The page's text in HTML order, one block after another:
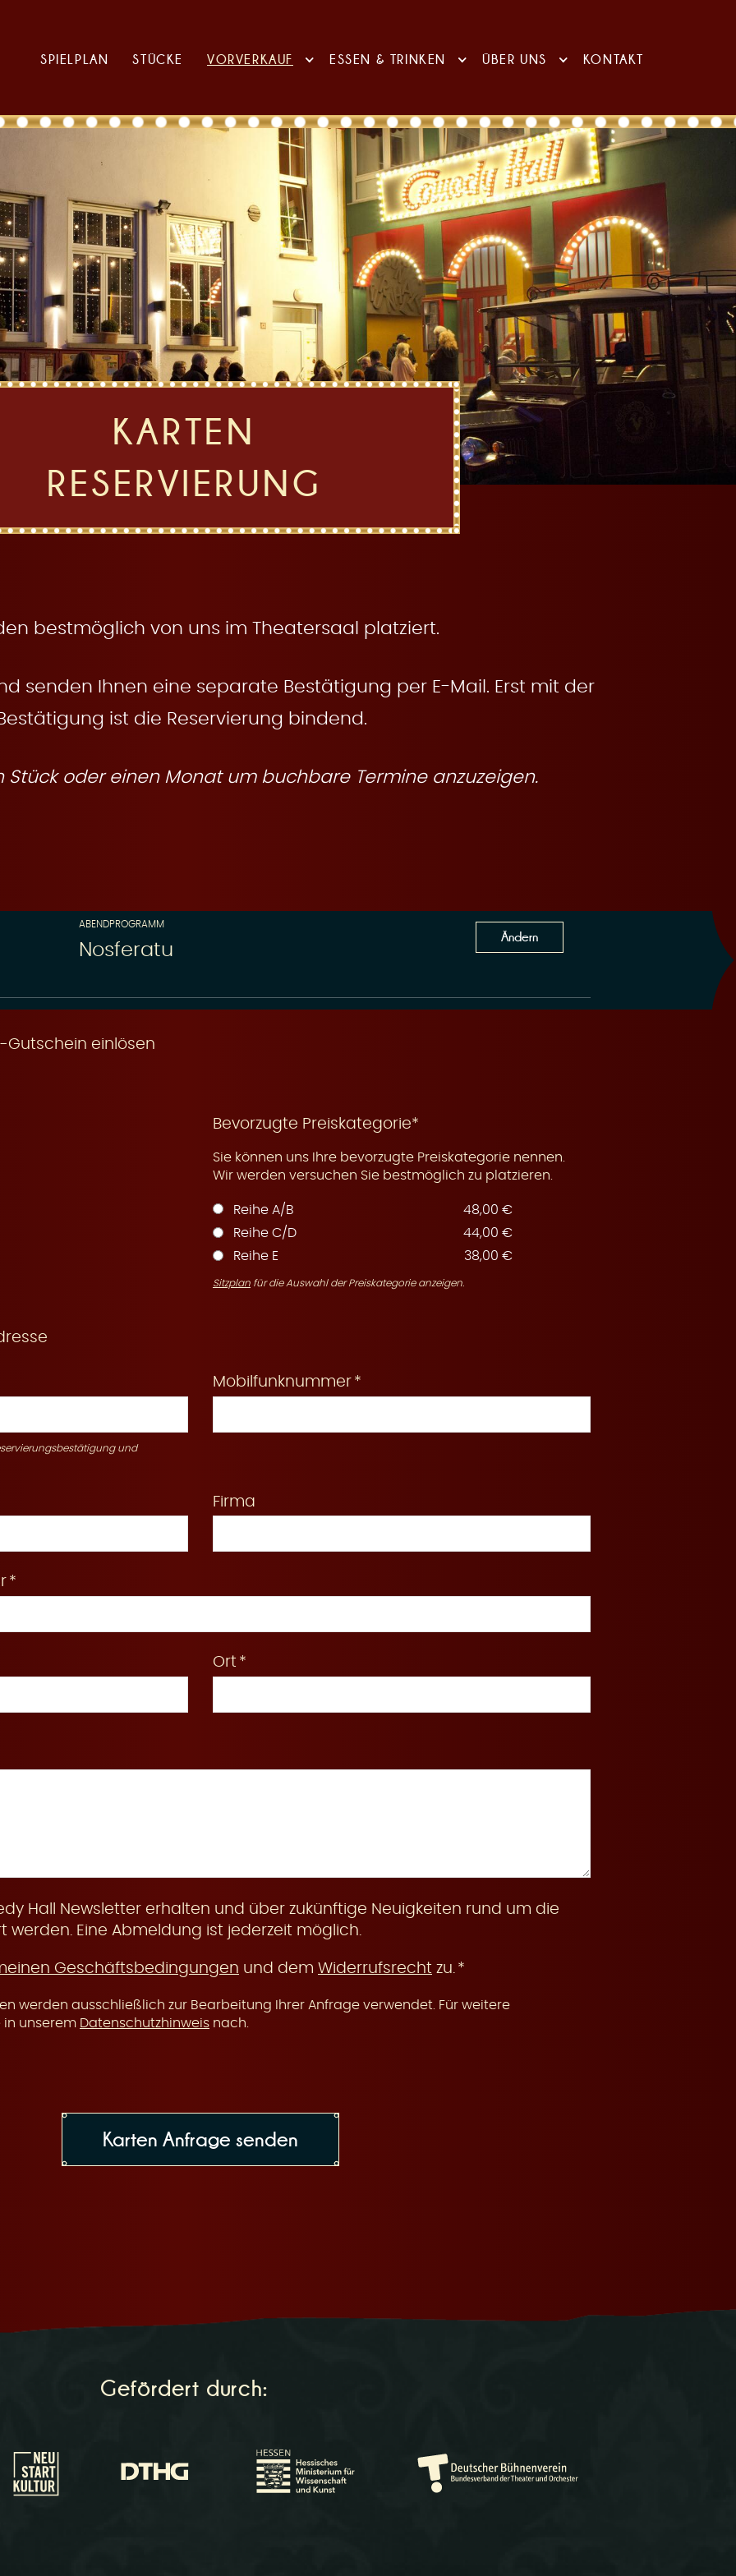
SPIELPLAN STÜCKE VORVERKAUF ESSEN & TRINKEN ÜBER UNS KONTAKT
KARTEN
RESERVIERUNG
bestmöglich von uns im Theatersaal platziert.
senden Ihnen eine separate Bestätigung per E-Mail. Erst mit der
ist die Reservierung bindend.
Stück oder einen Monat um buchbare Termine anzuzeigen.
ABENDPROGRAMM
Nosferatu
Ändern
Gutschein einlösen
Bevorzugte Preiskategorie*
Sie können uns Ihre bevorzugte Preiskategorie nennen.
Wir werden versuchen Sie bestmöglich zu platzieren.
Reihe A/B
48,00 €
Reihe C/D
44,00 €
Reihe E
38,00 €
Sitzplan für die Auswahl der Preiskategorie anzeigen.
und
Mobilfunknummer
Firma
Ort
Hall Newsletter erhalten und über zukünftige Neuigkeiten rund um die
werden. Eine Abmeldung ist jederzeit möglich.
Geschäftsbedingungen und dem Widerrufsrecht zu.
werden ausschließlich zur Bearbeitung Ihrer Anfrage verwendet. Für weitere
in unserem Datenschutzhinweis nach.
Gefördert durch: